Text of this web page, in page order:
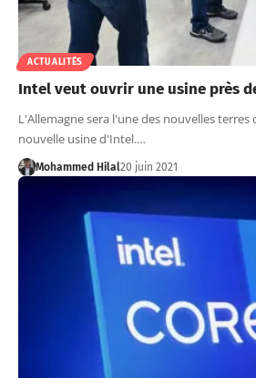
ACTUALITÉS
Intel veut ouvrir une usine près
L'Allemagne sera l'une des nouvelles terres
nouvelle usine d'Intel.…
Mohammed Hilal20 juin 2021